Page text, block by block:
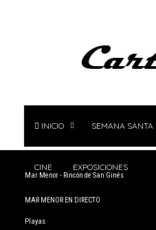
INICIO SEMANA SANTA
CINE EXPOSICIONES
Mar Menor - Rincón de San Ginés
MAR MENOR EN DIRECTO
Playas